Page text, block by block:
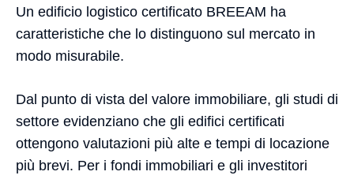
Un edificio logistico certificato BREEAM ha
caratteristiche che lo distinguono sul mercato in
modo misurabile.
Dal punto di vista del valore immobiliare, gli studi di
settore evidenziano che gli edifici certificati
ottengono valutazioni più alte e tempi di locazione
più brevi. Per i fondi immobiliari e gli investitori